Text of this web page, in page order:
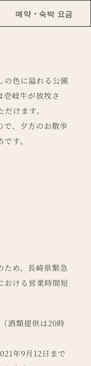
예약・숙박 요금
の色に溢れる公園
岐牛が放牧さ
けます。
で、夕方のお散歩
す。
ため、長崎県緊急
おける営業時間短
酒類提供は20時
年9月12日まで